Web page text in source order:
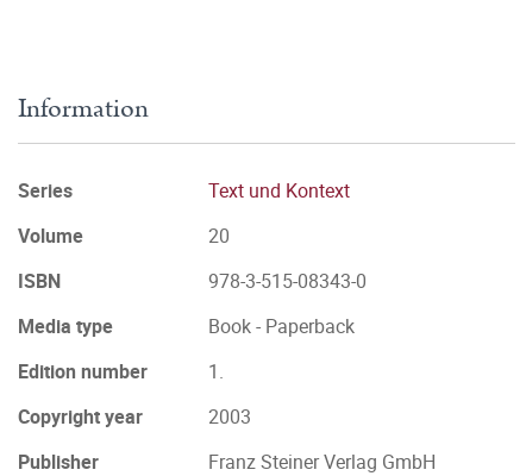
Information
Series
Text und Kontext
Volume
20
ISBN
978-3-515-08343-0
Media type
Book - Paperback
Edition number
1.
Copyright year
2003
Publisher
Franz Steiner Verlag GmbH